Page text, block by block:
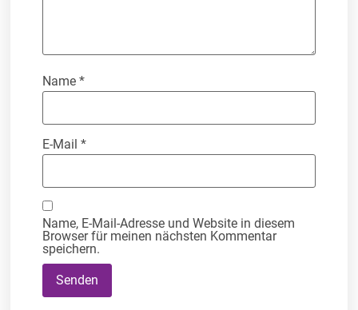
Name*
E-Mail*
Name, E-Mail-Adresse und Website in diesem
Browser für meinen nächsten Kommentar
speichern.